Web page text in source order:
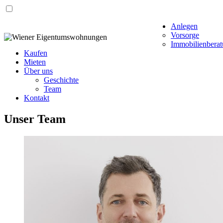
Anlegen
Vorsorge
Kaufen
Mieten
Über uns
Geschichte
Team
Kontakt
Unser Team